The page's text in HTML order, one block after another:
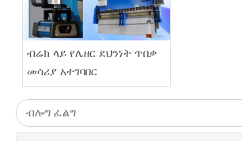
ብሬክ ላይ የሌዘር ደህንነት ጥበቃ
መሳሪያ አተገባበር